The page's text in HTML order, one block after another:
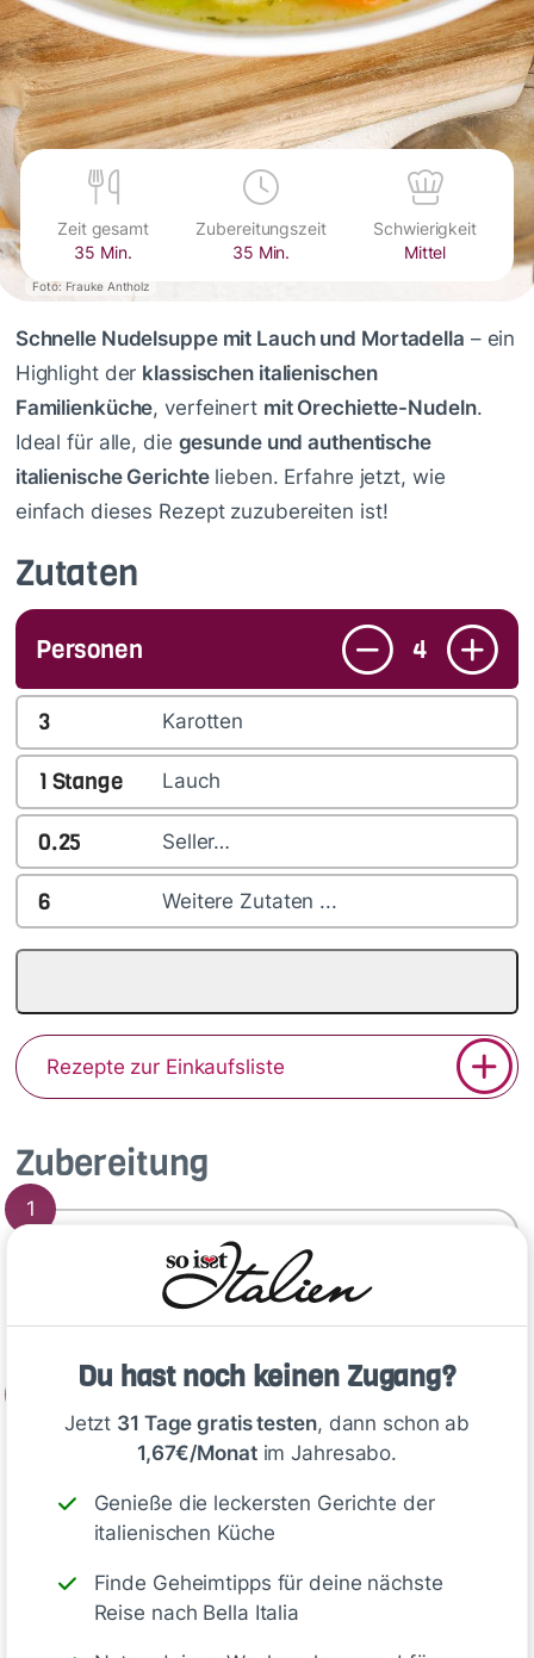
Foto: Frauke Antholz
Zeit gesamt
35 Min.
Zubereitungszeit
35 Min.
Schwierigkeit
Mittel
Du hast noch keinen Zugang?
Jetzt 31 Tage gratis testen, dann schon ab
1,67€/Monatim Jahresabo.
Genieße die leckersten Gerichte der
italienischen Küche
Finde Geheimtipps für deine nächste
Reise nach Bella Italia
Zubereitung
1
Das Gemüse putzen, ggfs. schälen und
waschen. Karotten in Scheiben, Lauch in Ringe
und Sellerie in Würfel schneiden.
Olivenöl in einem großen Topf erhitzen…
Deine Notizen
Schnelle Nudelsuppe mit Lauch und Mortadella – ein
Highlight der klassischen italienischen
Familienküche, verfeinert mit Orechiette-Nudeln.
Ideal für alle, die gesunde und authentische
italienische Gerichtelieben. Erfahre jetzt, wie
einfach dieses Rezept zuzubereiten ist!
Zutaten
Personen 4
3 Karotten
1 Stange Lauch
0.25 Seller…
6 Weitere Zutaten ...
Rezepte zur Einkaufsliste